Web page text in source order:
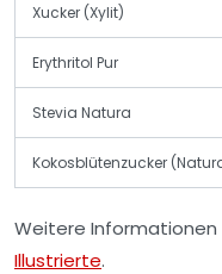
Xucker (Xylit)
Erythritol Pur
Stevia Natura
Kokosblütenzucker
Weitere Informationen
Illustrierte.